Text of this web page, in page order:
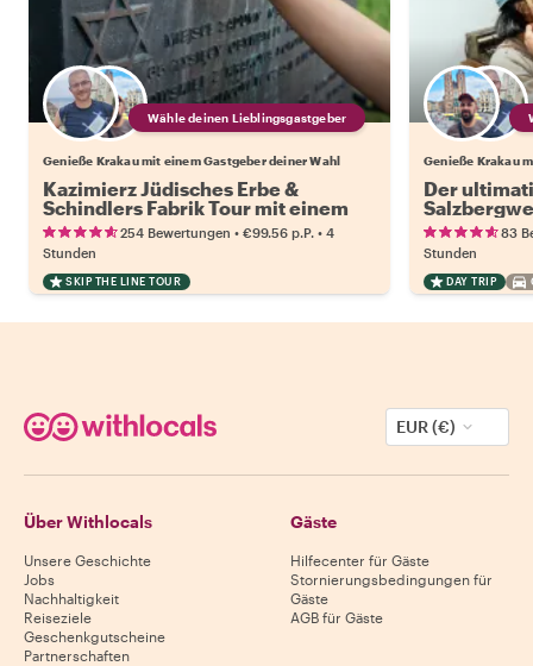
Wähle deinen Lieblingsgastgeber
Genieße Krakau mit einem Gastgeber deiner Wahl
Kazimierz Jüdisches Erbe &
Schindlers Fabrik Tour mit einem
Einheimischen
254 Bewertungen • €99.56 p.P. • 4
Stunden
SKIP THE LINE TOUR
Genieße Krakau
Der
Auto
83
Stunden
DAY TRIP
EUR (€)
Über Withlocals
Unsere Geschichte
Jobs
Nachhaltigkeit
Reiseziele
Geschenkgutscheine
Partnerschaften
Gäste
Hilfecenter für Gäste
Stornierungsbedingungen für
Gäste
AGB für Gäste